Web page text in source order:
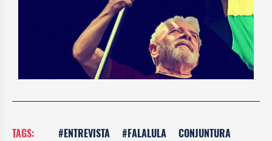
TAGS: #ENTREVISTA #FALALULA CONJUNTURA